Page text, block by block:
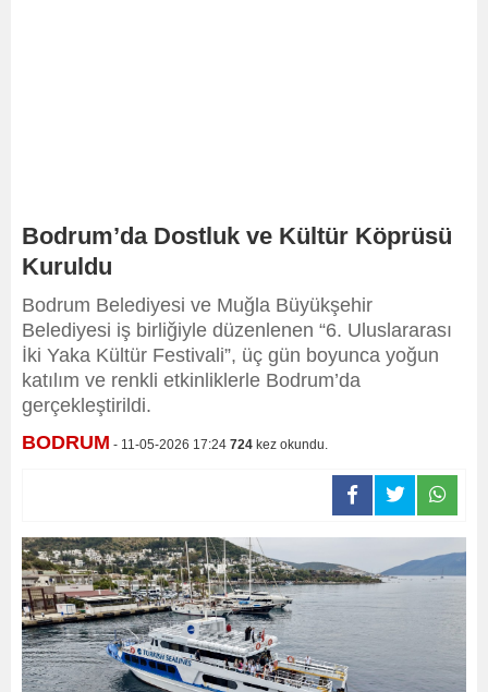
Bodrum’da Dostluk ve Kültür Köprüsü
Kuruldu
Bodrum Belediyesi ve Muğla Büyükşehir
Belediyesi iş birliğiyle düzenlenen “6. Uluslararası
İki Yaka Kültür Festivali”, üç gün boyunca yoğun
katılım ve renkli etkinliklerle Bodrum’da
gerçekleştirildi.
BODRUM - 11-05-2026 17:24 724 kez okundu.